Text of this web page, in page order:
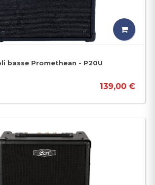
basse Promethean - P20U
139,00 €